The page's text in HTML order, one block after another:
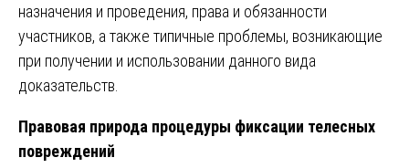
назначения и проведения, права и обязанности
участников, а также типичные проблемы, возникающие
при получении и использовании данного вида
доказательств.
Правовая природа процедуры фиксации телесных
повреждений